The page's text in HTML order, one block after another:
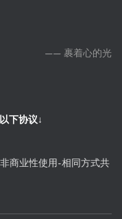
—— 裹着心的光
下协议↓
商业性使用-相同方式共